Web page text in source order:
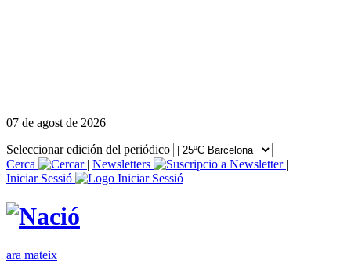
07 de agost de 2026
Seleccionar edición del periódico
Cerca
| Newsletters
|
Iniciar Sessió
ara mateix